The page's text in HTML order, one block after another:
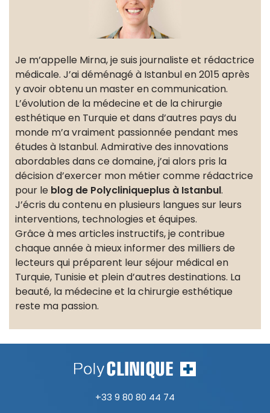
Je m’appelle Mirna, je suis journaliste et rédactrice
médicale. J’ai déménagé à Istanbul en 2015 après
y avoir obtenu un master en communication.
L’évolution de la médecine et de la chirurgie
esthétique en Turquie et dans d’autres pays du
monde m’a vraiment passionnée pendant mes
études à Istanbul. Admirative des innovations
abordables dans ce domaine, j’ai alors pris la
décision d’exercer mon métier comme rédactrice
pour le blog de Polycliniqueplus à Istanbul.
J’écris du contenu en plusieurs langues sur leurs
interventions, technologies et équipes.
Grâce à mes articles instructifs, je contribue
chaque année à mieux informer des milliers de
lecteurs qui préparent leur séjour médical en
Turquie, Tunisie et plein d’autres destinations. La
beauté, la médecine et la chirurgie esthétique
reste ma passion.
+33 9 80 80 44 74